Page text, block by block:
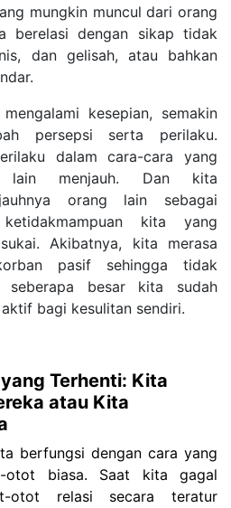
mungkin muncul dari orang
berelasi dengan sikap tidak
dan gelisah, atau bahkan
kesepian, semakin
persepsi serta perilaku.
dalam cara-cara yang
lain menjauh. Dan kita
orang lain sebagai
kita yang
Akibatnya, kita merasa
pasif sehingga tidak
seberapa besar kita sudah
bagi kesulitan sendiri.
Terhenti: Kita
atau Kita
berfungsi dengan cara yang
otot biasa. Saat kita gagal
otot relasi secara teratur